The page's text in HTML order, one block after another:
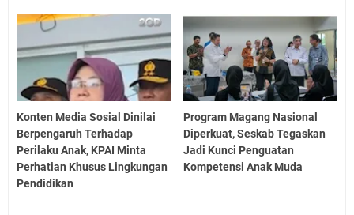
Konten Media Sosial Dinilai
Berpengaruh Terhadap
Perilaku Anak, KPAI Minta
Perhatian Khusus Lingkungan
Pendidikan
Program Magang Nasional
Diperkuat, Seskab Tegaskan
Jadi Kunci Penguatan
Kompetensi Anak Muda